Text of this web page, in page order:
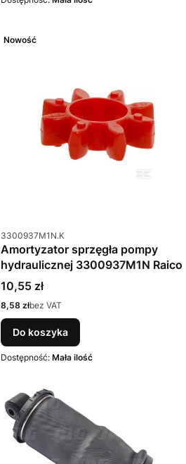
Nowość
Kod produktu
3300937M1N.K
Amortyzator sprzęgła pompy
hydraulicznej 3300937M1N Raico
Cena
10,55 zł
Cena
8,58 złbez VAT
Do koszyka
Dostępność: Mała ilość